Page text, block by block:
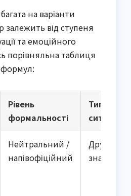
на варіанти
від ступеня
та емоційного
порівняльна таблиця
Рівень
формальності
Типова
ситуація
Нейтральний /
напівофіційний
Друзі,
знайомі